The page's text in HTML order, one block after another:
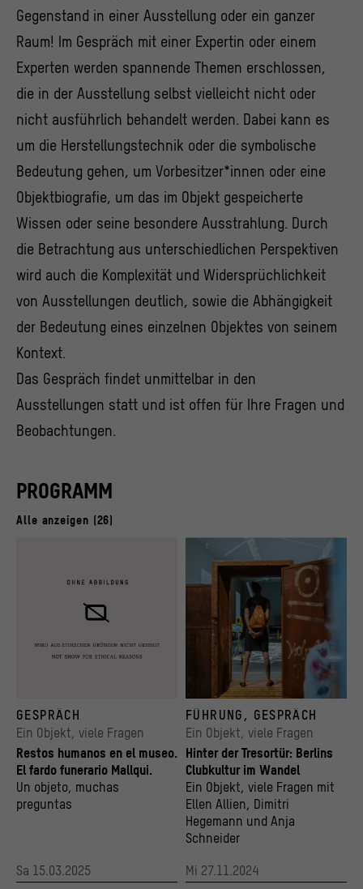
Gegenstand in einer Ausstellung oder ein ganzer
Raum! Im Gespräch mit einer Expertin oder einem
Experten werden spannende Themen erschlossen,
die in der Ausstellung selbst vielleicht nicht oder
nicht ausführlich behandelt werden. Dabei kann es
um die Herstellungstechnik oder die symbolische
Bedeutung gehen, um Vorbesitzer*innen oder eine
Objektbiografie, um das im Objekt gespeicherte
Wissen oder seine besondere Ausstrahlung. Durch
die Betrachtung aus unterschiedlichen Perspektiven
wird auch die Komplexität und Widersprüchlichkeit
von Ausstellungen deutlich, sowie die Abhängigkeit
der Bedeutung eines einzelnen Objektes von seinem
Kontext.
Das Gespräch findet unmittelbar in den
Ausstellungen statt und ist offen für Ihre Fragen und
Beobachtungen.
PROGRAMM
Alle anzeigen (26)
GESPRÄCH
Ein Objekt, viele Fragen
Restos humanos en el museo.
El fardo funerario Mallqui.
Un objeto, muchas
preguntas
Sa 15.03.2025
© Kulturprojekte Berlin und Stadtmuseum
FÜHRUNG, GESPRÄCH
Ein Objekt, viele Fragen
Hinter der Tresortür: Berlins
Clubkultur im Wandel
Ein Objekt, viele Fragen mit
Ellen Allien, Dimitri
Hegemann und Anja
Schneider
Mi 27.11.2024